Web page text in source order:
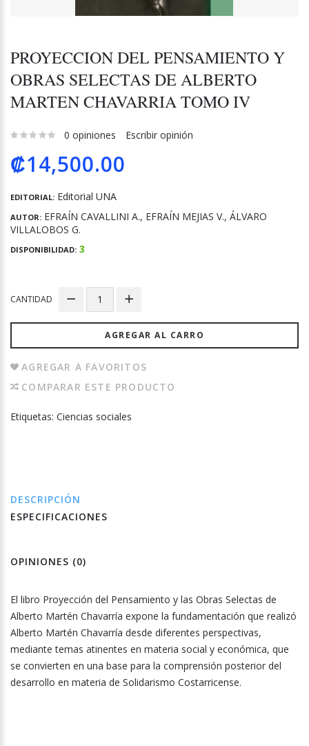
PROYECCION DEL PENSAMIENTO Y
OBRAS SELECTAS DE ALBERTO
MARTEN CHAVARRIA TOMO IV
0 opiniones Escribir opinión
₡14,500.00
EDITORIAL: Editorial UNA
AUTOR: EFRAÍN CAVALLINI A., EFRAÍN MEJIAS V., ÁLVARO
VILLALOBOS G.
DISPONIBILIDAD: 3
CANTIDAD
AGREGAR AL CARRO
AGREGAR A FAVORITOS
COMPARAR ESTE PRODUCTO
Etiquetas: Ciencias sociales
DESCRIPCIÓN
ESPECIFICACIONES
OPINIONES (0)
El libro Proyección del Pensamiento y las Obras Selectas de
Alberto Martén Chavarría expone la fundamentación que realizó
Alberto Martén Chavarría desde diferentes perspectivas,
mediante temas atinentes en materia social y económica, que
se convierten en una base para la comprensión posterior del
desarrollo en materia de Solidarismo Costarricense.